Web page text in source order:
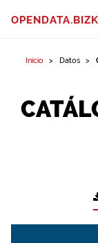
Inicio Datos